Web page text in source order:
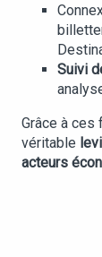
Suivi
Grâce à ces
véritable
acteurs